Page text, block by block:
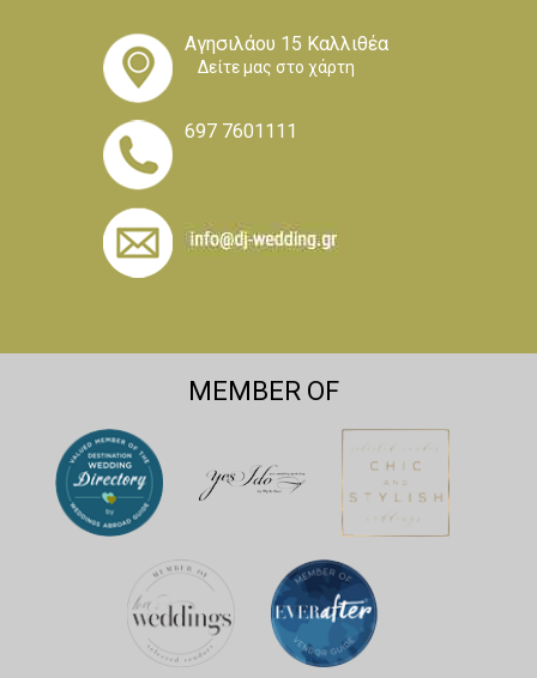
Αγησιλάου 15 Καλλιθέα
Δείτε μας στο χάρτη
697 7601111
MEMBER OF